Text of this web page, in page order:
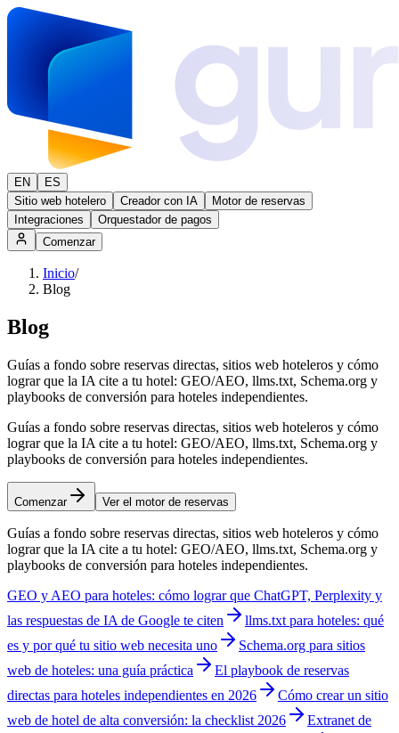
EN
ES
Sitio web hotelero
Creador con IA
Motor de reservas
Integraciones
Orquestador de pagos
Comenzar
Inicio/
Blog
Blog
Guías a fondo sobre reservas directas, sitios web hoteleros y cómo
lograr que la IA cite a tu hotel: GEO/AEO, llms.txt, Schema.org y
playbooks de conversión para hoteles independientes.
Guías a fondo sobre reservas directas, sitios web hoteleros y cómo
lograr que la IA cite a tu hotel: GEO/AEO, llms.txt, Schema.org y
playbooks de conversión para hoteles independientes.
Comenzar Ver el motor de reservas
Guías a fondo sobre reservas directas, sitios web hoteleros y cómo
lograr que la IA cite a tu hotel: GEO/AEO, llms.txt, Schema.org y
playbooks de conversión para hoteles independientes.
GEO y AEO para hoteles: cómo lograr que ChatGPT, Perplexity y
las respuestas de IA de Google te citen
llms.txt para hoteles: qué
es y por qué tu sitio web necesita uno
Schema.org para sitios
web de hoteles: una guía práctica
El playbook de reservas
directas para hoteles independientes en 2026
Cómo crear un sitio
web de hotel de alta conversión: la checklist 2026
Extranet de